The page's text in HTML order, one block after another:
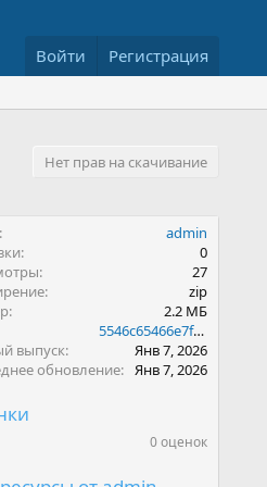
Войти Регистрация
Нет прав на скачивание
admin
0
27
zip
2.2 МБ
5546c65466e7fe2147d1a4c19f32b010
выпуск
Янв 7, 2026
обновление
Янв 7, 2026
0 оценок